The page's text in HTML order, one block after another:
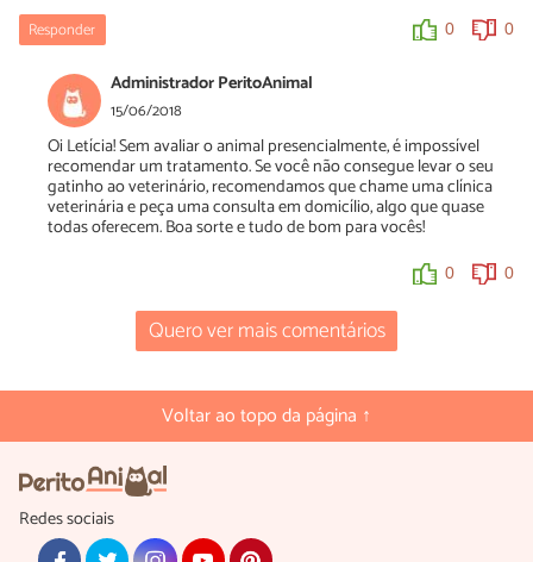
Responder 0 0
Administrador PeritoAnimal
15/06/2018
Oi Letícia! Sem avaliar o animal presencialmente, é impossível
recomendar um tratamento. Se você não consegue levar o seu
gatinho ao veterinário, recomendamos que chame uma clínica
veterinária e peça uma consulta em domicílio, algo que quase
todas oferecem. Boa sorte e tudo de bom para vocês!
0 0
Quero ver mais comentários
Voltar ao topo da página ↑
Redes sociais